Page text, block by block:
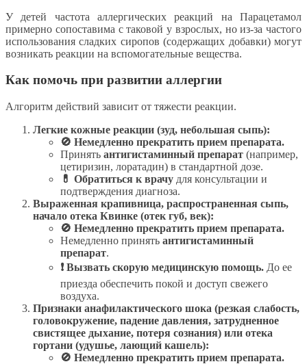
У детей частота аллергических реакций на Парацетамол
примерно сопоставима с таковой у взрослых, но из-за частого
использования сладких сиропов (содержащих добавки) могут
возникать реакции на вспомогательные вещества.
Как помочь при развитии аллергии
Алгоритм действий зависит от тяжести реакции.
Легкие кожные реакции (зуд, небольшая сыпь):
🚫 Немедленно прекратить прием препарата.
Принять антигистаминный препарат (например,
цетиризин, лоратадин) в стандартной дозе.
💊 Обратиться к врачу для консультации и
подтверждения диагноза.
Выраженная крапивница, распространенная сыпь,
начало отека Квинке (отек губ, век):
🚫 Немедленно прекратить прием препарата.
Немедленно принять антигистаминный
препарат.
❗ Вызвать скорую медицинскую помощь. До ее
приезда обеспечить покой и доступ свежего
воздуха.
Признаки анафилактического шока (резкая слабость,
головокружение, падение давления, затрудненное
свистящее дыхание, потеря сознания) или отека
гортани (удушье, лающий кашель):
🚫 Немедленно прекратить прием препарата.